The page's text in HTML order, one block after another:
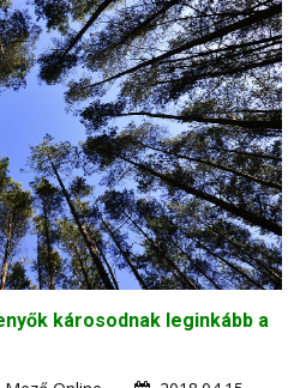
károsodnak leginkább a